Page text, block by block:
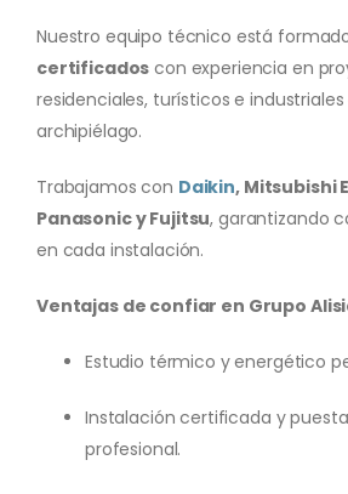
Nuestro equipo técnico está
certificados con experiencia en
residenciales, turísticos e
archipiélago.
Trabajamos con Daikin, Mitsubishi
Panasonic y Fujitsu, garantizando
en cada instalación.
Ventajas de confiar en Grupo
Estudio térmico y energético
Instalación certificada y
profesional.